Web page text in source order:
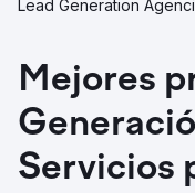
Lead Generation
Mejores
Servicios